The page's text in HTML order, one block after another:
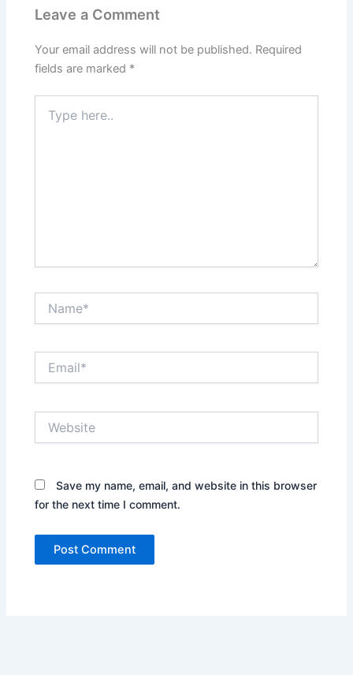
Leave a Comment
Your email address will not be published. Required
fields are marked *
here..
Save my name, email, and website in this browser
for the next time I comment.